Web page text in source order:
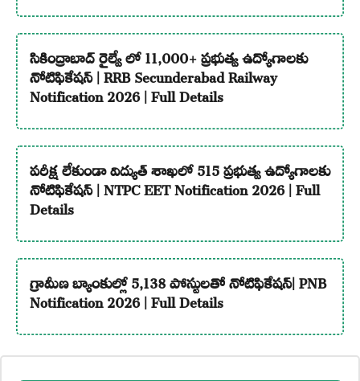
సికింద్రాబాద్ రైల్వే లో 11,000+ ప్రభుత్వ ఉద్యోగాలకు
నోటిఫికేషన్ | RRB Secunderabad Railway
Notification 2026 | Full Details
పరీక్ష లేకుండా విద్యుత్ శాఖలో 515 ప్రభుత్వ ఉద్యోగాలకు
నోటిఫికేషన్ | NTPC EET Notification 2026 | Full
Details
గ్రామీణ బ్యాంకుల్లో 5,138 పోస్టులతో నోటిఫికేషన్| PNB
Notification 2026 | Full Details